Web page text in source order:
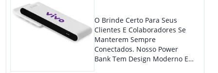
O Brinde Certo Para Seus
Clientes E Colaboradores Se
Manterem Sempre
Conectados. Nosso Power
Bank Tem Design Moderno E